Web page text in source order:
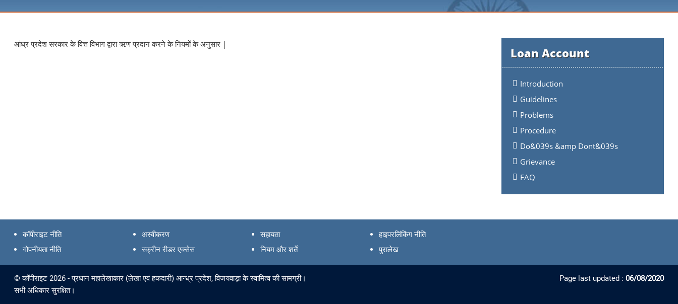
Loan Account
Introduction
Guidelines
Problems
Procedure
Do&039s &amp Dont&039s
Grievance
FAQ
आंध्र प्रदेश सरकार के वित्त विभाग द्वारा ऋण प्रदान करने के नियमों के अनुसार |
कॉपीराइट नीति अस्वीकरण सहायता
हाइपरलिंकिंग नीति
गोपनीयता नीति
स्क्रीन रीडर एक्सेस नियम और शर्तें पुरालेख
© कॉपीराइट 2026 - प्रधान महालेखाकार (लेखा एवं हकदारी) आन्ध्र प्रदेश, विजयवाड़ा के स्वामित्व की सामग्री।
सभी अधिकार सुरक्षित।
Page last updated : 06/08/2020